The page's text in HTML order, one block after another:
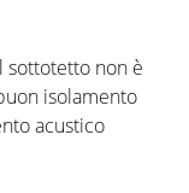
sottotetto non è
isolamento
acustico